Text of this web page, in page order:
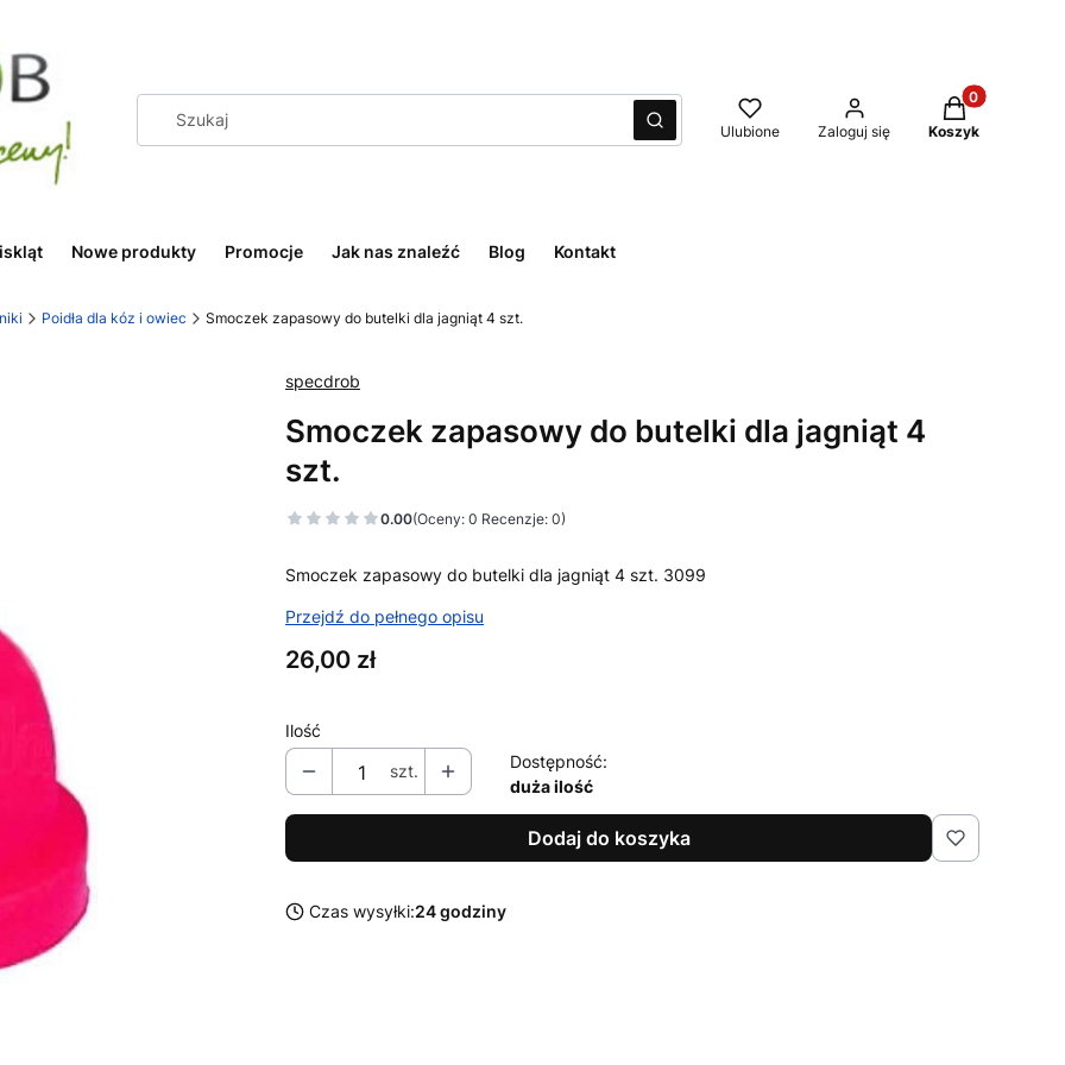
WyczyśćSzukaj Ulubione Zaloguj się
Produkty w
Koszyk
Nowe produkty Promocje Jak nas znaleźć Blog Kontakt
Poidła dla kóz i owiec Smoczek zapasowy do butelki dla jagniąt 4 szt.
specdrob
Smoczek zapasowy do butelki dla jagniąt 4
szt.
0.00(Oceny: 0 Recenzje: 0)
Przejdź do sekcji Opinie
Smoczek zapasowy do butelki dla jagniąt 4 szt. 3099
Przejdź do pełnego opisu
Cena
26,00 zł
Ilość
szt.
Dostępność:
duża ilość
Dodaj do koszyka
Czas wysyłki:24 godziny